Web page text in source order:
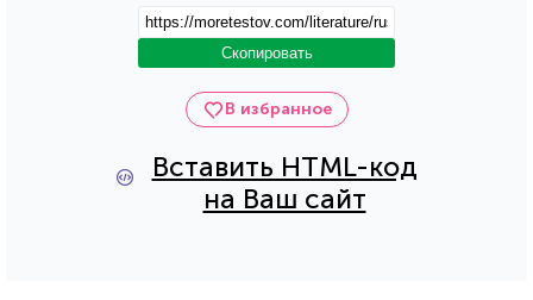
В избранное
Вставить HTML-код
на Ваш сайт
Скопировать